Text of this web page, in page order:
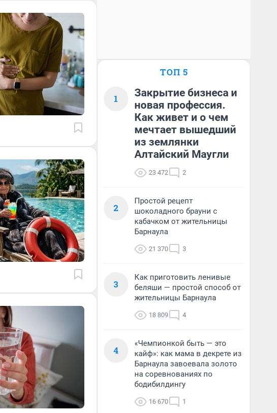
ТОП 5
1
Закрытие бизнеса и
новая профессия.
Как живет и о чем
мечтает вышедший
из землянки
Алтайский Маугли
23 472 2
2
Простой рецепт
шоколадного брауни с
кабачком от жительницы
Барнаула
21 370 3
3
Как приготовить ленивые
беляши — простой способ от
жительницы Барнаула
18 809 4
4
«Чемпионкой быть — это
кайф»: как мама в декрете из
Барнаула завоевала золото
на соревнованиях по
бодибилдингу
16 670 1